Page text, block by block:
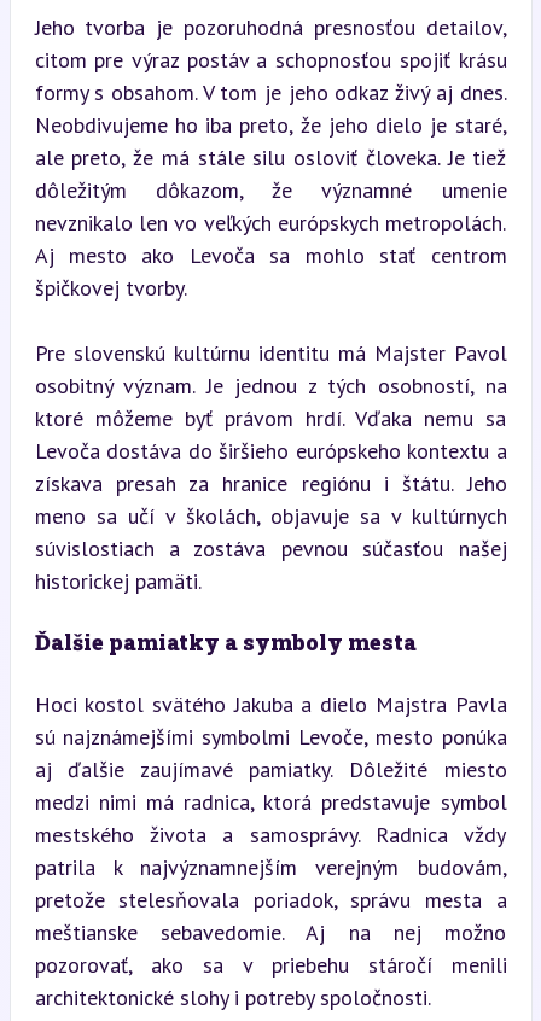
Jeho tvorba je pozoruhodná presnosťou detailov,
citom pre výraz postáv a schopnosťou spojiť krásu
formy s obsahom. V tom je jeho odkaz živý aj dnes.
Neobdivujeme ho iba preto, že jeho dielo je staré,
ale preto, že má stále silu osloviť človeka. Je tiež
dôležitým dôkazom, že významné umenie
nevznikalo len vo veľkých európskych metropolách.
Aj mesto ako Levoča sa mohlo stať centrom
špičkovej tvorby.
Pre slovenskú kultúrnu identitu má Majster Pavol
osobitný význam. Je jednou z tých osobností, na
ktoré môžeme byť právom hrdí. Vďaka nemu sa
Levoča dostáva do širšieho európskeho kontextu a
získava presah za hranice regiónu i štátu. Jeho
meno sa učí v školách, objavuje sa v kultúrnych
súvislostiach a zostáva pevnou súčasťou našej
historickej pamäti.
Ďalšie pamiatky a symboly mesta
Hoci kostol svätého Jakuba a dielo Majstra Pavla
sú najznámejšími symbolmi Levoče, mesto ponúka
aj ďalšie zaujímavé pamiatky. Dôležité miesto
medzi nimi má radnica, ktorá predstavuje symbol
mestského života a samosprávy. Radnica vždy
patrila k najvýznamnejším verejným budovám,
pretože stelesňovala poriadok, správu mesta a
meštianske sebavedomie. Aj na nej možno
pozorovať, ako sa v priebehu stáročí menili
architektonické slohy i potreby spoločnosti.